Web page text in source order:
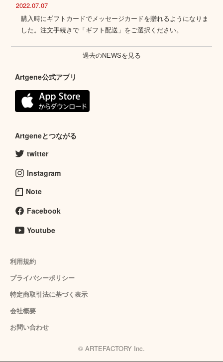
2022.07.07
購入時にギフトカードでメッセージカードを贈れるようになりま
した。注文手続きで「ギフト配送」をご選択ください。
過去のNEWSを見る
Artgene公式アプリ
Artgeneとつながる
twitter
Instagram
Note
Facebook
Youtube
利用規約
プライバシーポリシー
特定商取引法に基づく表示
会社概要
お問い合わせ
© ARTEFACTORY Inc.